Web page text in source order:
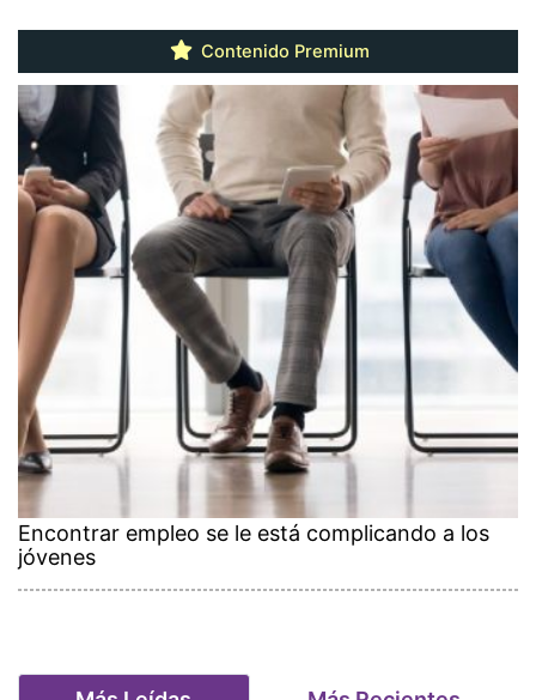
Contenido Premium
Encontrar empleo se le está complicando a los
jóvenes